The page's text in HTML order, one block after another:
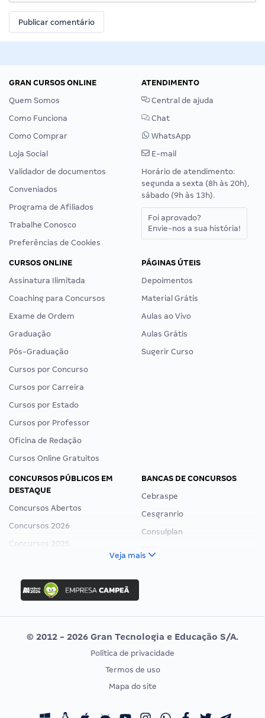
GRAN CURSOS ONLINE
Quem Somos
Como Funciona
Como Comprar
Loja Social
Validador de documentos
Conveniados
Programa de Afiliados
Trabalhe Conosco
Preferências de Cookies
ATENDIMENTO
Central de ajuda
Chat
WhatsApp
E-mail
Horário de atendimento:
segunda a sexta (8h às 20h),
sábado (9h às 13h).
Foi aprovado?
Envie-nos a sua história!
CURSOS ONLINE
Assinatura Ilimitada
Coaching para Concursos
Exame de Ordem
Graduação
Pós-Graduação
Cursos por Concurso
Cursos por Carreira
Cursos por Estado
Cursos por Professor
Oficina de Redação
Cursos Online Gratuitos
PÁGINAS ÚTEIS
Depoimentos
Material Grátis
Aulas ao Vivo
Aulas Grátis
Sugerir Curso
CONCURSOS PÚBLICOS EM
DESTAQUE
Concursos Abertos
Concursos 2026
Concursos 2025
Concurso Nacional Unificado
Concurso Ibama
Concurso MPU
Editais publicados
BANCAS DE CONCURSOS
Cebraspe
Cesgranrio
Consulplan
Vunesp
CONCURSOS POR PROFISSÃO
Concursos Fiscais
EXAME DE ORDEM
Calendário OAB
Veja mais
© 2012 - 2026 Gran Tecnologia e Educação S/A.
Política de privacidade
Termos de uso
Mapa do site